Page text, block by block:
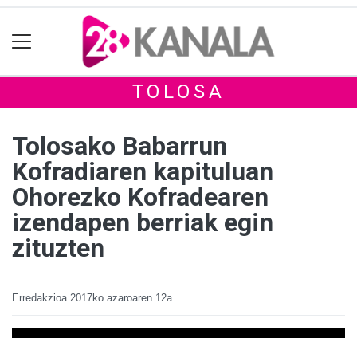
TOLOSA
Tolosako Babarrun
Kofradiaren kapituluan
Ohorezko Kofradearen
izendapen berriak egin
zituzten
Erredakzioa 2017ko azaroaren 12a